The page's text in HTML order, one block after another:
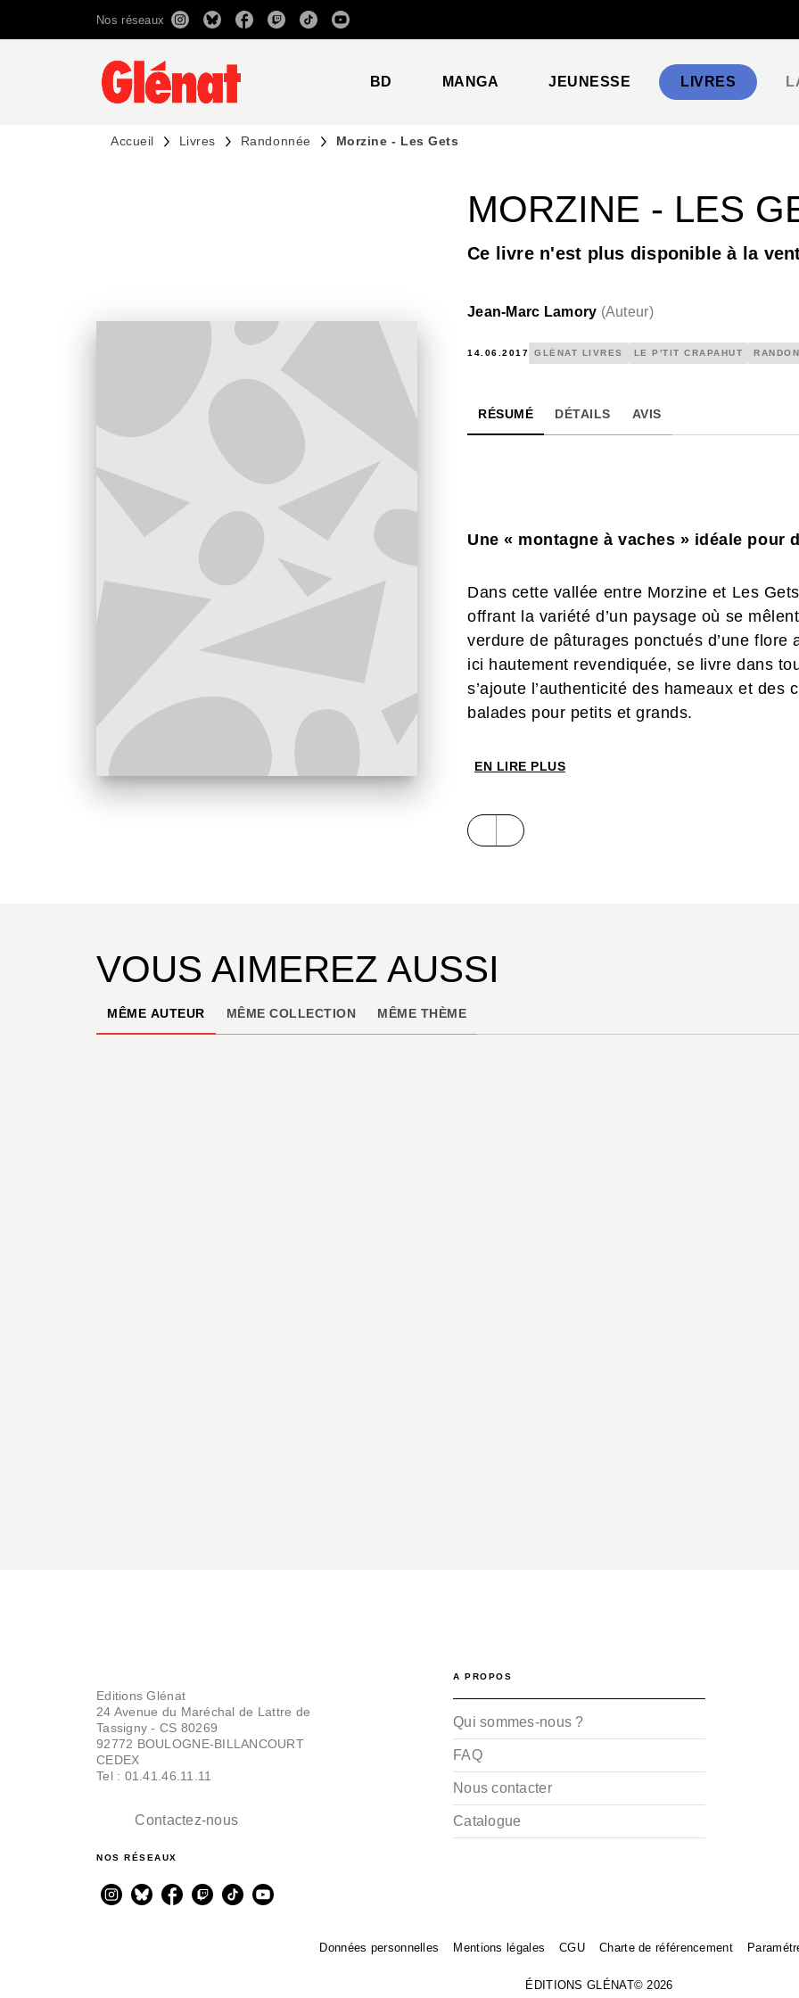
RECHERCHE CONTENU
Nos réseaux
BD MANGA JEUNESSE LIVRES
Accueil Livres Randonnée Morzine - Les Gets
MORZINE - LES
Ce livre n'est plus disponible à la
Jean-Marc Lamory (Auteur)
14.06.2017 GLÉNAT LIVRES LE P'TIT CRAPAHUT
RÉSUMÉ DÉTAILS AVIS
Une « montagne à vaches » idéale pour
Dans cette vallée entre Morzine et Les
offrant la variété d’un paysage où se
verdure de pâturages ponctués d’une
ici hautement revendiquée, se livre dans
s’ajoute l’authenticité des hameaux et
balades pour petits et grands.
EN LIRE PLUS
VOUS AIMEREZ AUSSI
MÊME AUTEUR MÊME COLLECTION MÊME THÈME
Editions Glénat
24 Avenue du Maréchal de Lattre de
Tassigny - CS 80269
92772 BOULOGNE-BILLANCOURT
CEDEX
Tel : 01.41.46.11.11
Contactez-nous
NOS RÉSEAUX
A PROPOS
Qui sommes-nous ?
FAQ
Nous contacter
Catalogue
Données personnelles Mentions légales CGU Charte de référencement
ÉDITIONS GLÉNAT© 2026